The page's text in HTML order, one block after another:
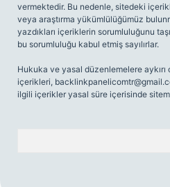
vermektedir. Bu nedenle, sitedeki
veya araştırma yükümlülüğümüz
yazdıkları içeriklerin sorumluluğunu
bu sorumluluğu kabul etmiş sayılırlar.
Hukuka ve yasal düzenlemelere
içerikleri,
ilgili içerikler yasal süre içerisinde